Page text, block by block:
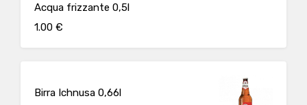
Acqua frizzante 0,5l
1.00 €
Birra Ichnusa 0,66l